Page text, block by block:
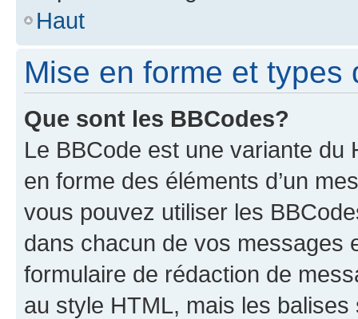
Haut
Mise en forme et types
Que sont les BBCodes?
Le BBCode est une variante du
en forme des éléments d’un
vous pouvez utiliser les
dans chacun de vos messages
formulaire de rédaction de
au style HTML, mais les